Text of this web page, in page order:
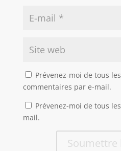
Prévenez-moi de tous
commentaires par e-mail.
Prévenez-moi de tous
mail.
Soumettre